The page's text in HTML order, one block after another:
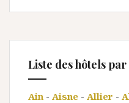
Liste des hôtels
Ain - Aisne - Allier -